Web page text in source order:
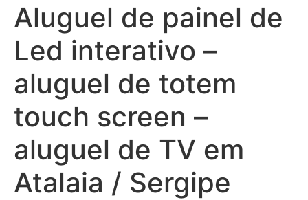
Aluguel de painel de
Led interativo –
aluguel de totem
touch screen –
aluguel de TV em
Atalaia / Sergipe